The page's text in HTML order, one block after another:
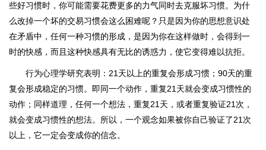
些好习惯时，你可能需要花费更多的力气同时去克服坏习惯。为什
么改掉一个坏的交易习惯会这么困难呢？只是因为你的思想意识处
在矛盾中，任何一种习惯的形成，是因为你在这样做时，会得到一
时的快感，而且这种快感具有无比的诱惑力，使它变得难以抗拒。
行为心理学研究表明：21天以上的重复会形成习惯；90天的重
复会形成稳定的习惯。即同一个动作，重复21天就会变成习惯性的
动作；同样道理，任何一个想法，重复21天，或者重复验证21次，
就会变成习惯性的想法。所以，一个观念如果被你自己验证了21次
以上，它一定会变成你的信念。